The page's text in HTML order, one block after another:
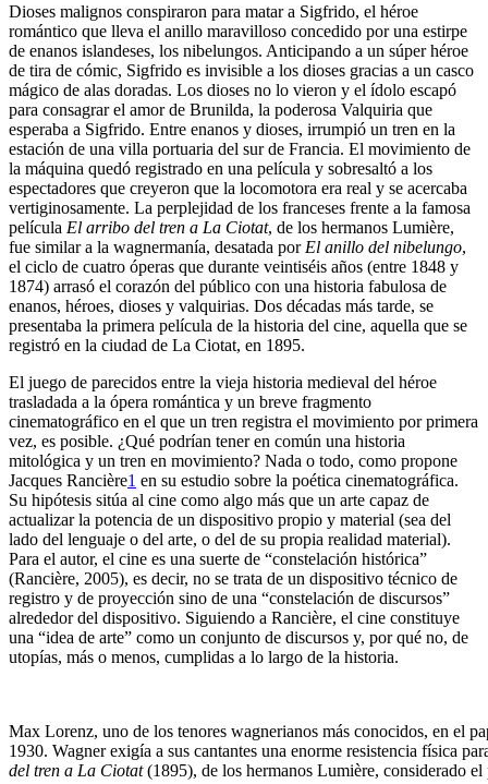
Dioses malignos conspiraron para matar a Sigfrido, el héroe
romántico que lleva el anillo maravilloso concedido por una estirpe
de enanos islandeses, los nibelungos. Anticipando a un súper héroe
de tira de cómic, Sigfrido es invisible a los dioses gracias a un casco
mágico de alas doradas. Los dioses no lo vieron y el ídolo escapó
para consagrar el amor de Brunilda, la poderosa Valquiria que
esperaba a Sigfrido. Entre enanos y dioses, irrumpió un tren en la
estación de una villa portuaria del sur de Francia. El movimiento de
la máquina quedó registrado en una película y sobresaltó a los
espectadores que creyeron que la locomotora era real y se acercaba
vertiginosamente. La perplejidad de los franceses frente a la famosa
película El arribo del tren a La Ciotat, de los hermanos Lumière,
fue similar a la wagnermanía, desatada por El anillo del nibelungo,
el ciclo de cuatro óperas que durante veintiséis años (entre 1848 y
1874) arrasó el corazón del público con una historia fabulosa de
enanos, héroes, dioses y valquirias. Dos décadas más tarde, se
presentaba la primera película de la historia del cine, aquella que se
registró en la ciudad de La Ciotat, en 1895.
El juego de parecidos entre la vieja historia medieval del héroe
trasladada a la ópera romántica y un breve fragmento
cinematográfico en el que un tren registra el movimiento por primera
vez, es posible. ¿Qué podrían tener en común una historia
mitológica y un tren en movimiento? Nada o todo, como propone
Jacques Rancière1 en su estudio sobre la poética cinematográfica.
Su hipótesis sitúa al cine como algo más que un arte capaz de
actualizar la potencia de un dispositivo propio y material (sea del
lado del lenguaje o del arte, o del de su propia realidad material).
Para el autor, el cine es una suerte de “constelación histórica”
(Rancière, 2005), es decir, no se trata de un dispositivo técnico de
registro y de proyección sino de una “constelación de discursos”
alrededor del dispositivo. Siguiendo a Rancière, el cine constituye
una “idea de arte” como un conjunto de discursos y, por qué no, de
utopías, más o menos, cumplidas a lo largo de la historia.
Max Lorenz, uno de los tenores wagnerianos más conocidos, en el
1930. Wagner exigía a sus cantantes una enorme resistencia física
del tren a La Ciotat(1895), de los hermanos Lumière, considerado